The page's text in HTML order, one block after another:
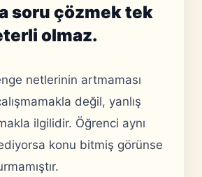
soru çözmek tek
olmaz.
netlerinin artmaması
değil, yanlış
ilgilidir. Öğrenci aynı
konu bitmiş görünse